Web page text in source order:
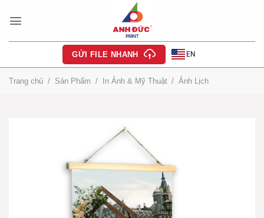
qua
GỬI FILE NHANH EN
Trang chủ / Sản Phẩm / In Ảnh & Mỹ Thuật / Ảnh Lịch